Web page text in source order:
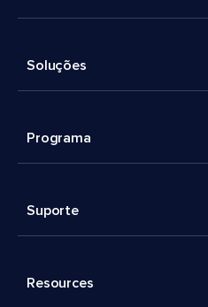
Soluções
Programa
Suporte
Resources